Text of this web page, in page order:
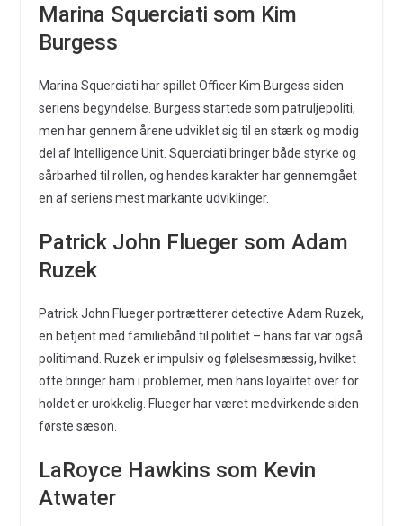
Marina Squerciati som Kim
Burgess
Marina Squerciati har spillet Officer Kim Burgess siden
seriens begyndelse. Burgess startede som patruljepoliti,
men har gennem årene udviklet sig til en stærk og modig
del af Intelligence Unit. Squerciati bringer både styrke og
sårbarhed til rollen, og hendes karakter har gennemgået
en af seriens mest markante udviklinger.
Patrick John Flueger som Adam
Ruzek
Patrick John Flueger portrætterer detective Adam Ruzek,
en betjent med familiebånd til politiet – hans far var også
politimand. Ruzek er impulsiv og følelsesmæssig, hvilket
ofte bringer ham i problemer, men hans loyalitet over for
holdet er urokkelig. Flueger har været medvirkende siden
første sæson.
LaRoyce Hawkins som Kevin
Atwater